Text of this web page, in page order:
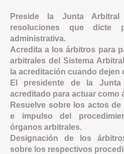
Preside la Junta
resoluciones que
administrativa.
Acredita a los árbitros para
arbitrales del Sistema
la acreditación cuando
El presidente de la
acreditado para actuar como
Resuelve sobre los actos
e impulso del
órganos arbitrales.
Designación de los
sobre los respectivos